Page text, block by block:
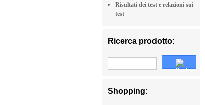
Risultati dei test e relazioni sui
test
Ricerca prodotto:
Shopping: